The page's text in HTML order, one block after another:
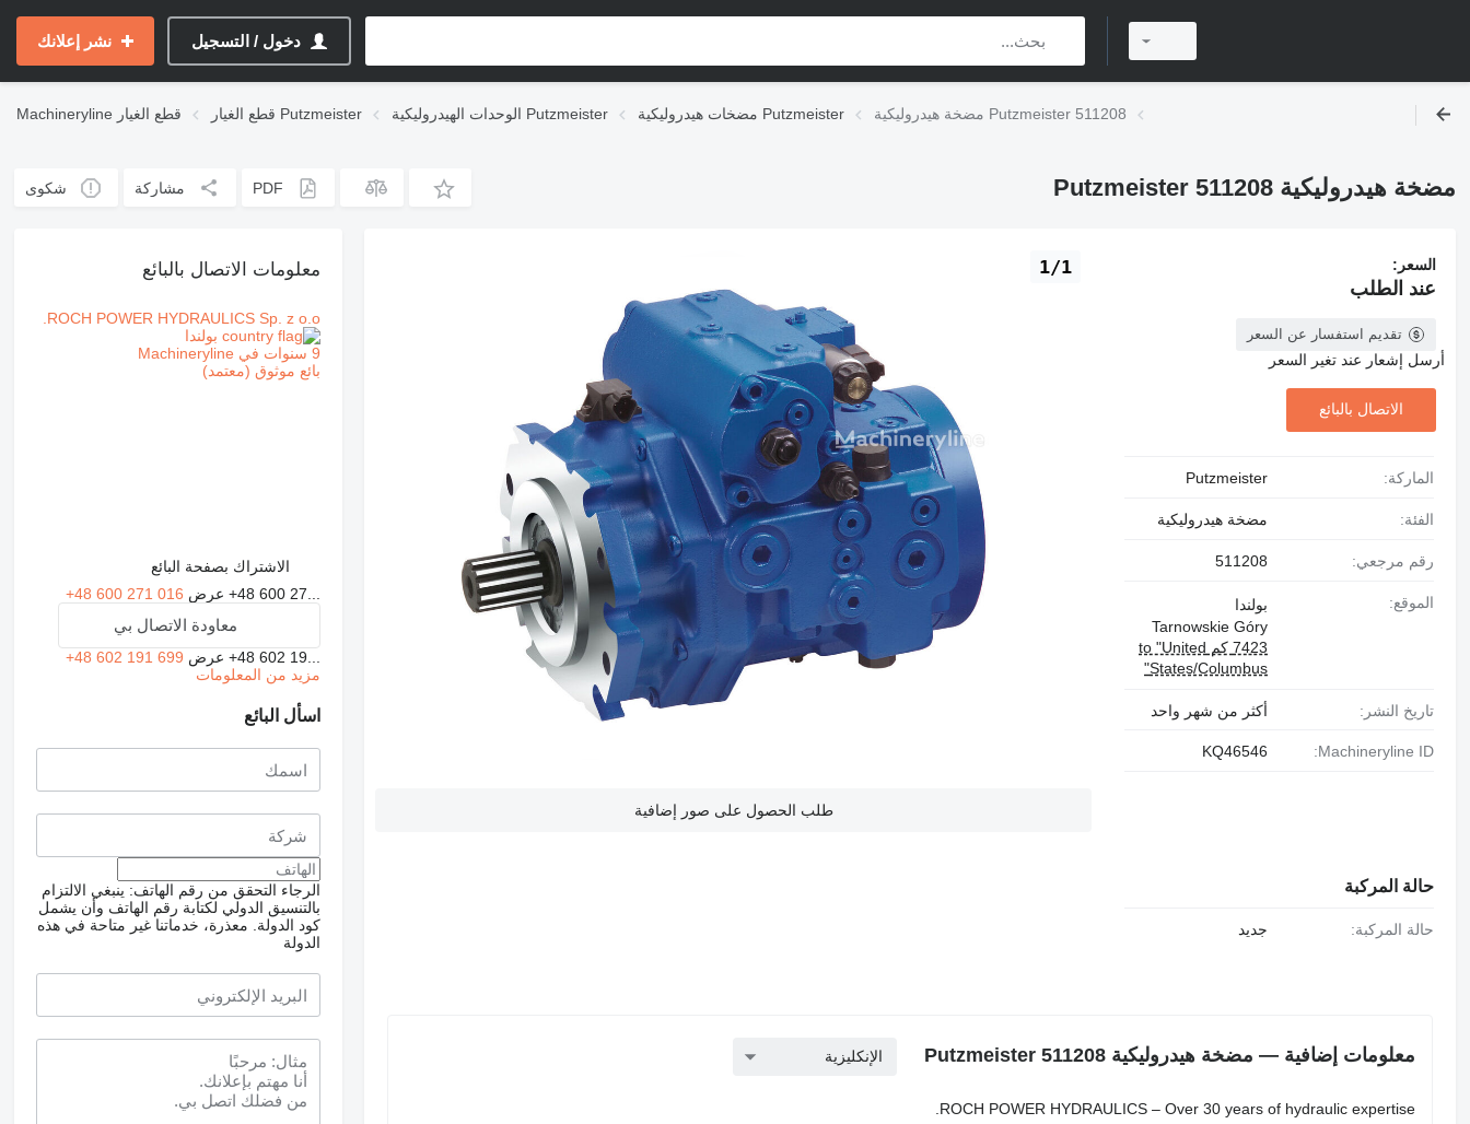
دخول / التسجيل نشر إعلانك
Machineryline قطع الغيار قطع الغيار Putzmeister الوحدات الهيدروليكية Putzmeister مضخات هيدروليكية Putzmeister مضخة هيدروليكية Putzmeister 511208
مضخة هيدروليكية Putzmeister 511208 PDF مشاركة شكوى
1/1
طلب الحصول على صور إضافية
السعر:
عند الطلب
تقديم استفسار عن السعر
أرسل إشعار عند تغير السعر
الاتصال بالبائع
الماركة: Putzmeister
الفئة: مضخة هيدروليكية
رقم مرجعي: 511208
الموقع:
بولندا
Tarnowskie Góry
7423 كم to "United
States/Columbus"
تاريخ النشر: أكثر من شهر واحد
Machineryline ID:
KQ46546
حالة المركبة
حالة المركبة: جديد
معلومات إضافية — مضخة هيدروليكية Putzmeister 511208 الإنكليزية
ROCH POWER HYDRAULICS – Over 30 years of hydraulic expertise.
معلومات الاتصال بالبائع
ROCH POWER HYDRAULICS Sp. z o.o.
بولندا
9 سنوات في Machineryline
بائع موثوق (معتمد)
الاشتراك بصفحة البائع
+48 600 27... عرض +48 600 271 016
معاودة الاتصال بي
+48 602 19... عرض +48 602 191 699
مزيد من المعلومات
اسأل البائع
الرجاء التحقق من رقم الهاتف: ينبغي الالتزام
بالتنسيق الدولي لكتابة رقم الهاتف وأن يشمل
كود الدولة.
معذرة، خدماتنا غير متاحة في هذه
الدولة